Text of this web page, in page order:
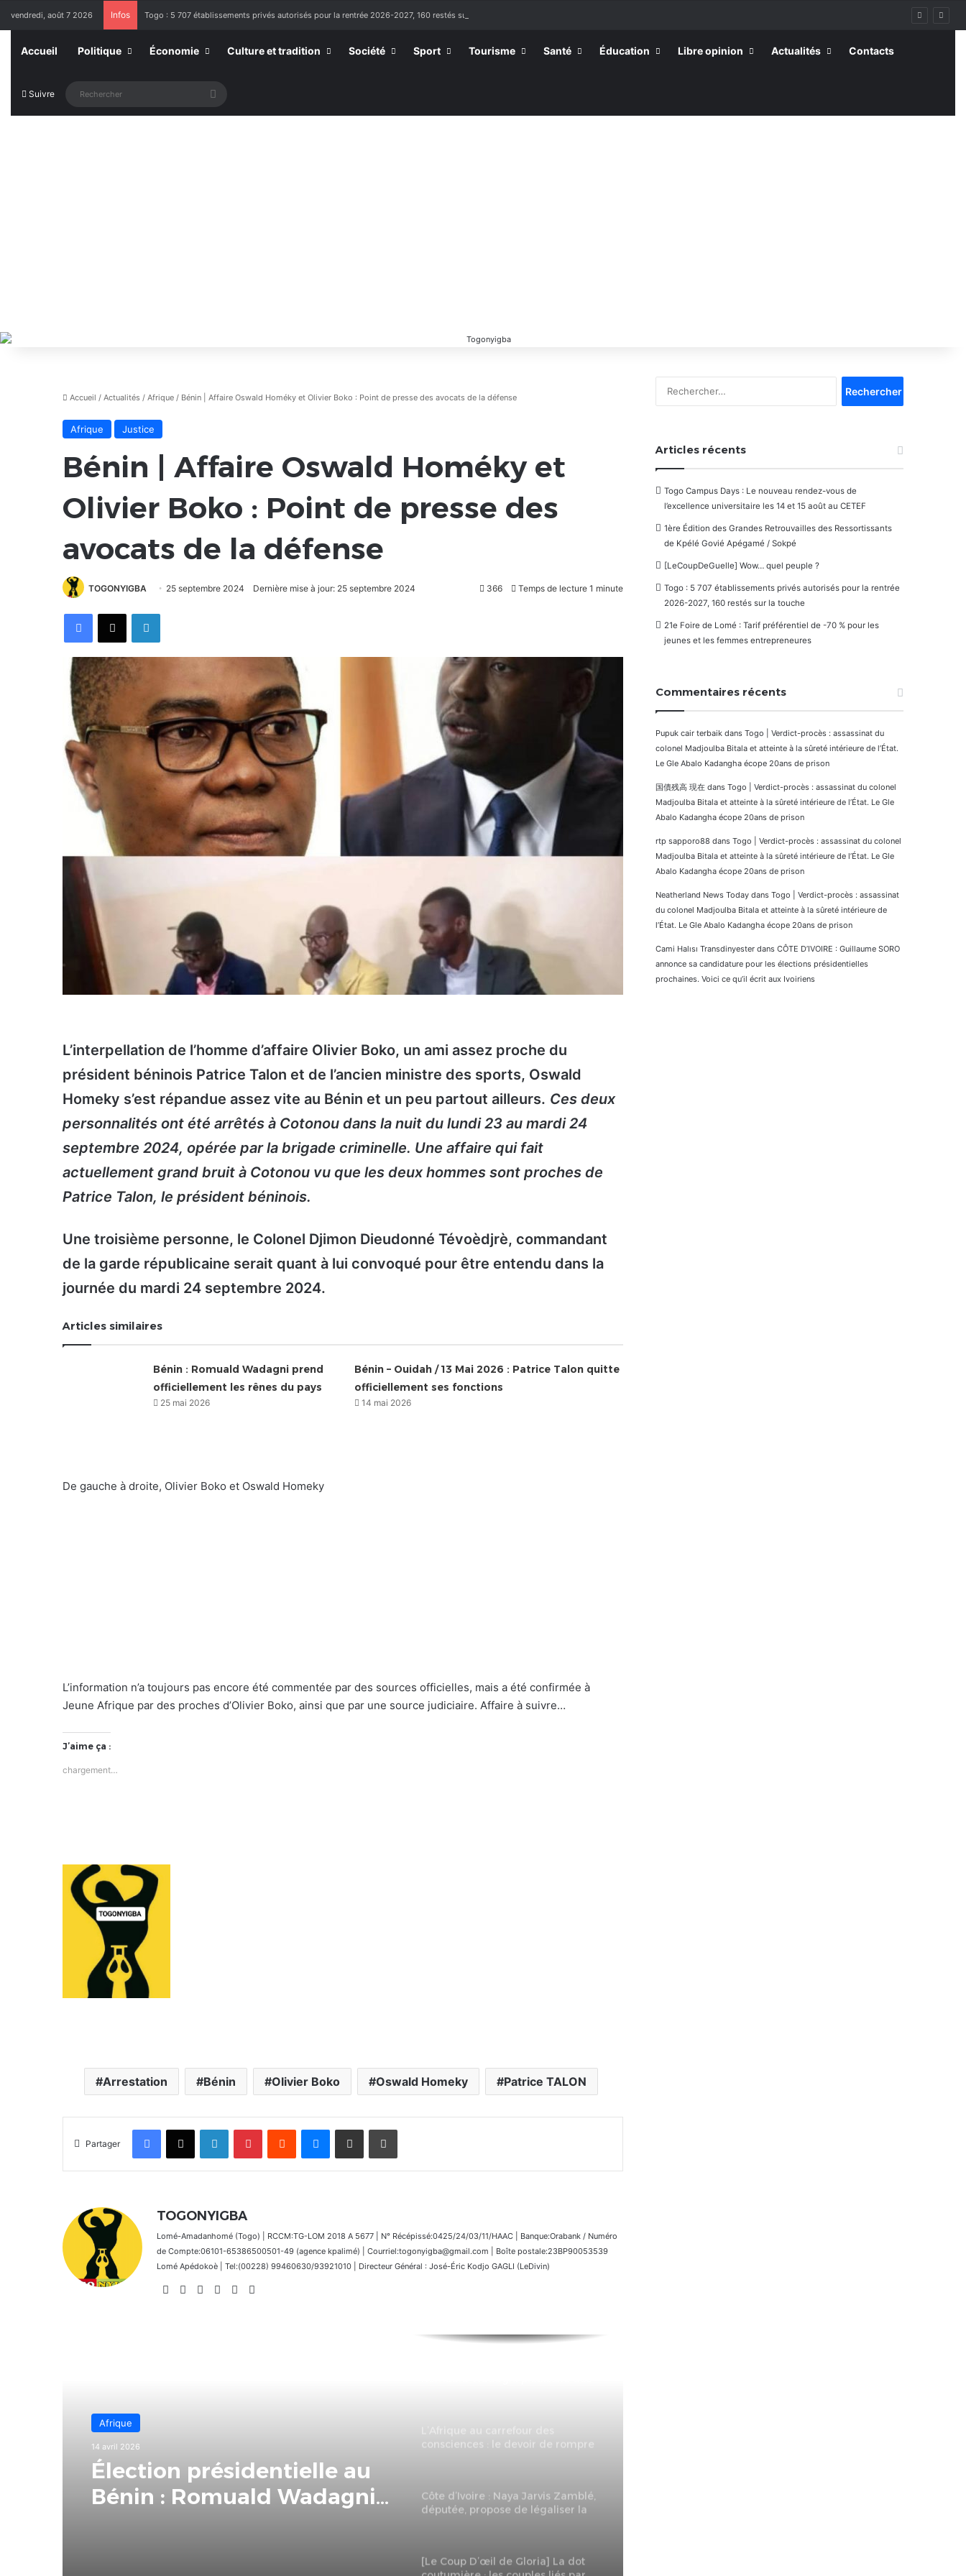
vendredi, août 7 2026 Infos Togo : 5 707 établissements privés autorisés pour la rentrée 2026-2027, 160 restés sur la touche
Accueil Politique Économie Culture et tradition Société Sport Tourisme Santé Éducation Libre opinion Actualités Contacts
Suivre Rechercher
Accueil / Actualités / Afrique / Bénin | Affaire Oswald Homéky et Olivier Boko : Point de presse des avocats de la défense
Afrique Justice
Bénin | Affaire Oswald Homéky et
Olivier Boko : Point de presse des
avocats de la défense
TOGONYIGBA 25 septembre 2024 Dernière mise à jour: 25 septembre 2024 366 Temps de lecture 1 minute
FacebookX Linkedin
L’interpellation de l’homme d’affaire Olivier Boko, un ami assez proche du
président béninois Patrice Talon et de l’ancien ministre des sports, Oswald
Homeky s’est répandue assez vite au Bénin et un peu partout ailleurs. Ces deux
personnalités ont été arrêtés à Cotonou dans la nuit du lundi 23 au mardi 24
septembre 2024, opérée par la brigade criminelle. Une affaire qui fait
actuellement grand bruit à Cotonou vu que les deux hommes sont proches de
Patrice Talon, le président béninois.
Une troisième personne, le Colonel Djimon Dieudonné Tévoèdjrè, commandant
de la garde républicaine serait quant à lui convoqué pour être entendu dans la
journée du mardi 24 septembre 2024.
Articles similaires
Bénin : Romuald Wadagni prend
officiellement les rênes du pays
25 mai 2026
Bénin – Ouidah / 13 Mai 2026 : Patrice Talon quitte
officiellement ses fonctions
14 mai 2026
De gauche à droite, Olivier Boko et Oswald Homeky
L’information n’a toujours pas encore été commentée par des sources officielles, mais a été confirmée à
Jeune Afrique par des proches d’Olivier Boko, ainsi que par une source judiciaire. Affaire à suivre…
J’aime ça :
chargement…
Arrestation Bénin Olivier Boko Oswald Homeky Patrice TALON
Partager
FacebookX Linkedin PinterestReddit MessengerPartager par email Imprimer
TOGONYIGBA
Lomé-Amadanhomé (Togo) | RCCM:TG-LOM 2018 A 5677 | N° Récépissé:0425/24/03/11/HAAC | Banque:Orabank / Numéro
de Compte:06101-65386500501-49 (agence kpalimé) | Courriel:togonyigba@gmail.com | Boîte postale:23BP90053539
Lomé Apédokoè | Tel:(00228) 99460630/93921010 | Directeur Général : José-Éric Kodjo GAGLI (LeDivin)
WebsiteFacebook
X LinkedinInstagram
Afrique
14 avril 2026
Élection présidentielle au
Bénin : Romuald Wadagni
consciences : le devoir de rompre
Côte d’Ivoire : Naya Jarvis Zamblé,
députée, propose de légaliser la
[Le Coup D’œil de Gloria] La dot
Articles récents
Togo Campus Days : Le nouveau rendez-vous de
l’excellence universitaire les 14 et 15 août au CETEF
1ère Édition des Grandes Retrouvailles des Ressortissants
de Kpélé Govié Apégamé / Sokpé
[LeCoupDeGuelle] Wow… quel peuple ?
Togo : 5 707 établissements privés autorisés pour la rentrée
2026-2027, 160 restés sur la touche
21e Foire de Lomé : Tarif préférentiel de -70 % pour les
jeunes et les femmes entrepreneures
Commentaires récents
Pupuk cair terbaik dans Togo | Verdict-procès : assassinat du
colonel Madjoulba Bitala et atteinte à la sûreté intérieure de l’État.
Le Gle Abalo Kadangha écope 20ans de prison
国債残高 現在 dans Togo | Verdict-procès : assassinat du colonel
Madjoulba Bitala et atteinte à la sûreté intérieure de l’État. Le Gle
Abalo Kadangha écope 20ans de prison
rtp sapporo88 dans Togo | Verdict-procès : assassinat du colonel
Madjoulba Bitala et atteinte à la sûreté intérieure de l’État. Le Gle
Abalo Kadangha écope 20ans de prison
Neatherland News Today dans Togo | Verdict-procès : assassinat
du colonel Madjoulba Bitala et atteinte à la sûreté intérieure de
l’État. Le Gle Abalo Kadangha écope 20ans de prison
Cami Halısı Transdinyester dans CÔTE D’IVOIRE : Guillaume SORO
annonce sa candidature pour les élections présidentielles
prochaines. Voici ce qu’il écrit aux Ivoiriens